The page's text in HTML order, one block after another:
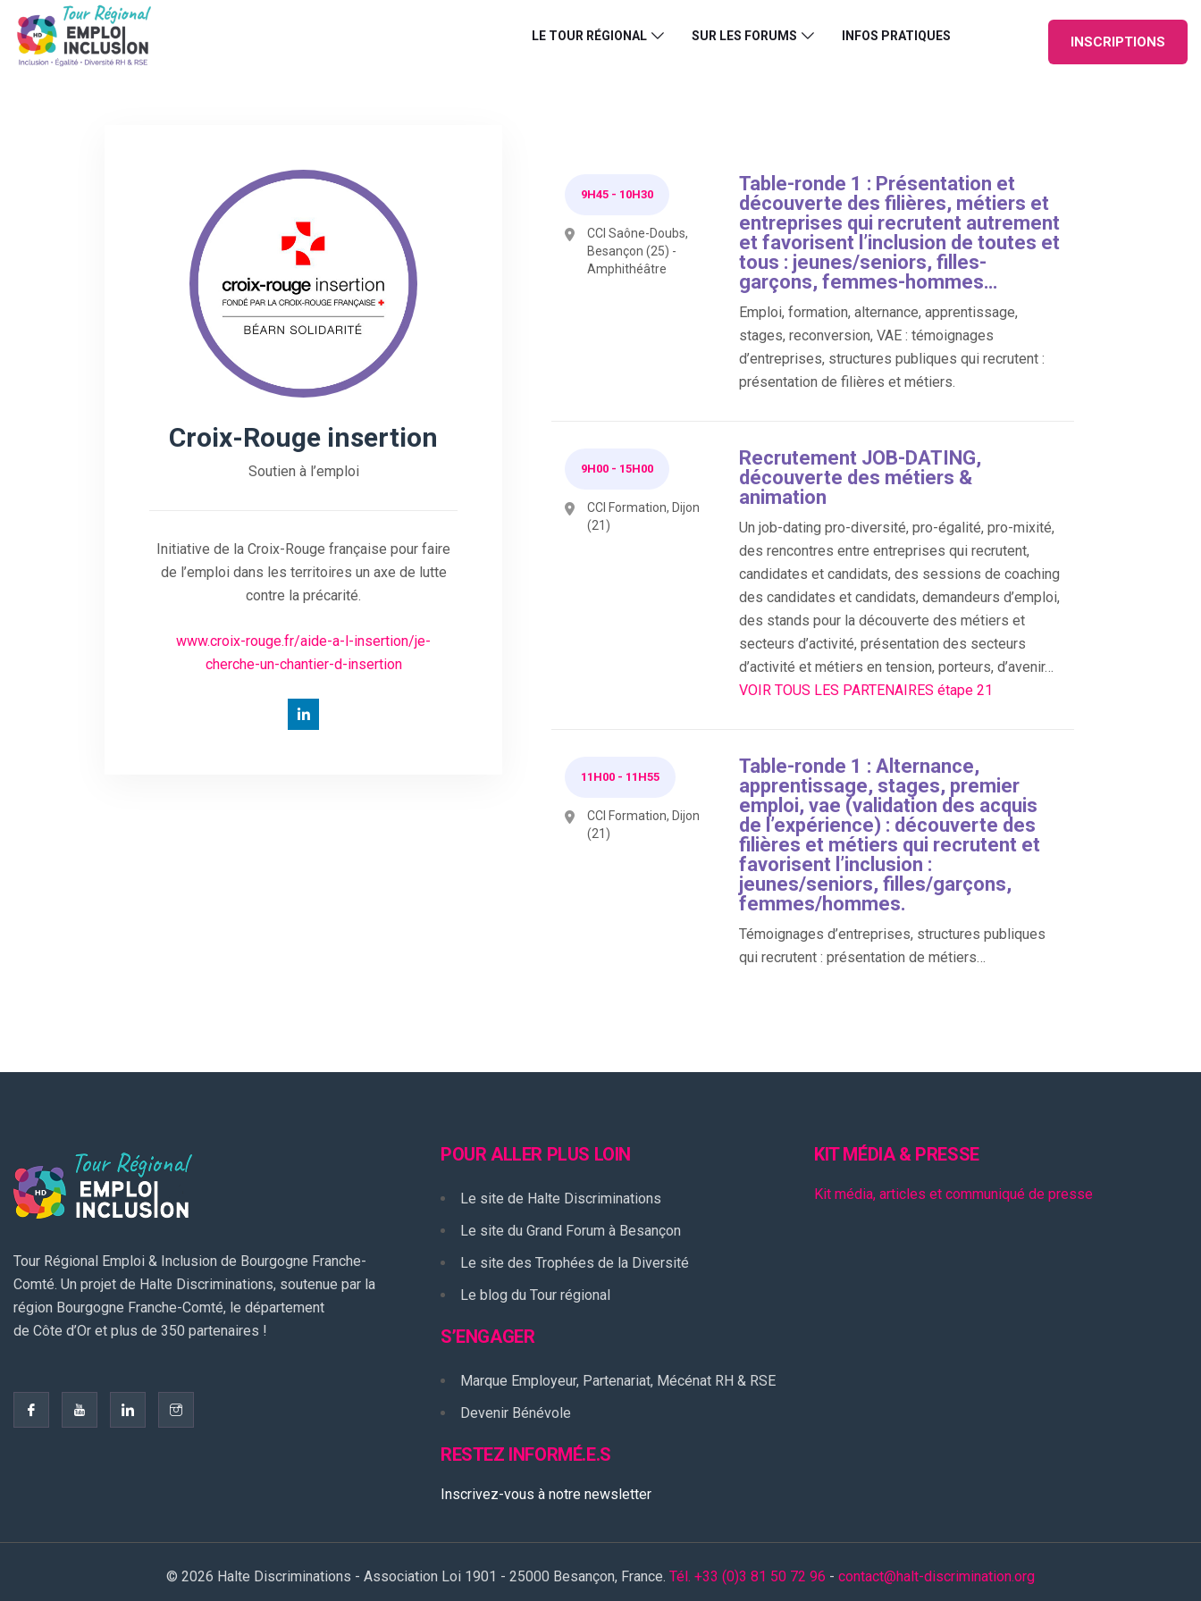
LE TOUR RÉGIONAL SUR LES FORUMS INFOS PRATIQUES INSCRIPTIONS
Croix-Rouge insertion
Soutien à l’emploi
Initiative de la Croix-Rouge française pour faire
de l’emploi dans les territoires un axe de lutte
contre la précarité.
www.croix-rouge.fr/aide-a-l-insertion/je-
cherche-un-chantier-d-insertion
9H45 - 10H30
CCI Saône-Doubs,
Besançon (25) -
Amphithéâtre
Table-ronde 1 : Présentation et
découverte des filières, métiers et
entreprises qui recrutent autrement
et favorisent l’inclusion de toutes et
tous : jeunes/seniors, filles-
garçons, femmes-hommes…
Emploi, formation, alternance, apprentissage,
stages, reconversion, VAE : témoignages
d’entreprises, structures publiques qui recrutent :
présentation de filières et métiers.
9H00 - 15H00
CCI Formation, Dijon
(21)
Recrutement JOB-DATING,
découverte des métiers &
animation
Un job-dating pro-diversité, pro-égalité, pro-mixité,
des rencontres entre entreprises qui recrutent,
candidates et candidats, des sessions de coaching
des candidates et candidats, demandeurs d’emploi,
des stands pour la découverte des métiers et
secteurs d’activité, présentation des secteurs
d’activité et métiers en tension, porteurs, d’avenir…
VOIR TOUS LES PARTENAIRES étape 21
11H00 - 11H55
CCI Formation, Dijon
(21)
Table-ronde 1 : Alternance,
apprentissage, stages, premier
emploi, vae (validation des acquis
de l’expérience) : découverte des
filières et métiers qui recrutent et
favorisent l’inclusion :
jeunes/seniors, filles/garçons,
femmes/hommes.
Témoignages d’entreprises, structures publiques
qui recrutent : présentation de métiers…
Tour Régional Emploi & Inclusion de Bourgogne Franche-
Comté. Un projet de Halte Discriminations, soutenue par la
région Bourgogne Franche-Comté, le département
de Côte d’Or et plus de 350 partenaires !
POUR ALLER PLUS LOIN
Le site de Halte Discriminations
Le site du Grand Forum à Besançon
Le site des Trophées de la Diversité
Le blog du Tour régional
S’ENGAGER
Marque Employeur, Partenariat, Mécénat RH & RSE
Devenir Bénévole
RESTEZ INFORMÉ.E.S
Inscrivez-vous à notre newsletter
KIT MÉDIA & PRESSE
Kit média, articles et communiqué de presse
© 2026 Halte Discriminations - Association Loi 1901 - 25000 Besançon, France. Tél. +33 (0)3 81 50 72 96 - contact@halt-discrimination.org